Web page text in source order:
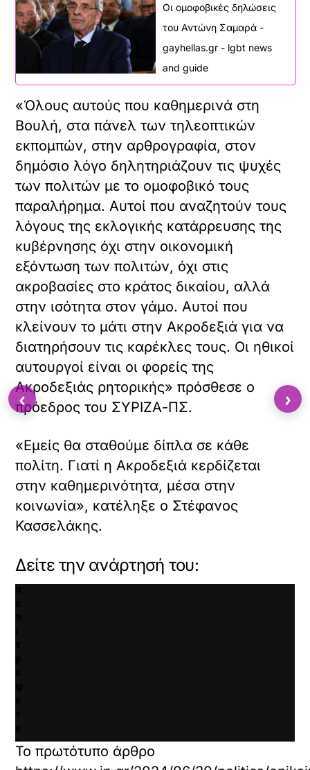
Οι ομοφοβικές δηλώσεις
του Αντώνη Σαμαρά -
gayhellas.gr - lgbt news
and guide
«Όλους αυτούς που καθημερινά στη
Βουλή, στα πάνελ των τηλεοπτικών
εκπομπών, στην αρθρογραφία, στον
δημόσιο λόγο δηλητηριάζουν τις ψυχές
των πολιτών με το ομοφοβικό τους
παραλήρημα. Αυτοί που αναζητούν τους
λόγους της εκλογικής κατάρρευσης της
κυβέρνησης όχι στην οικονομική
εξόντωση των πολιτών, όχι στις
ακροβασίες στο κράτος δικαίου, αλλά
στην ισότητα στον γάμο. Αυτοί που
κλείνουν το μάτι στην Ακροδεξιά για να
διατηρήσουν τις καρέκλες τους. Οι ηθικοί
αυτουργοί είναι οι φορείς της
Ακροδεξιάς ρητορικής» πρόσθεσε ο
πρόεδρος του ΣΥΡΙΖΑ-ΠΣ.
«Εμείς θα σταθούμε δίπλα σε κάθε
πολίτη. Γιατί η Ακροδεξιά κερδίζεται
στην καθημερινότητα, μέσα στην
κοινωνία», κατέληξε ο Στέφανος
Κασσελάκης.
Δείτε την ανάρτησή του:
X /
Κ
τ
ε
λ
ι
κ
γ
α
ν
κ
α
Το πρωτότυπο άρθρο
‹ ›